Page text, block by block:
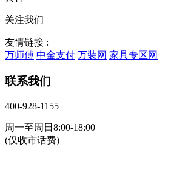
关注我们
友情链接 :
万师傅 中金支付 万装网 家具专区网
联系我们
400-928-1155
周一至周日8:00-18:00
(仅收市话费)